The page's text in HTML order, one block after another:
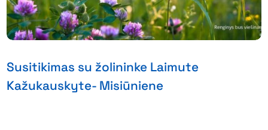
Susitikimas su žolininke Laimute
Kažukauskyte- Misiūniene